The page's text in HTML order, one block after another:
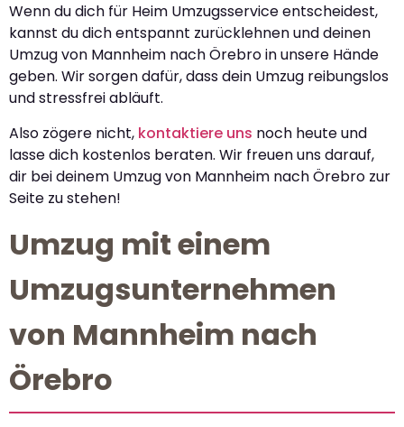
Wenn du dich für Heim Umzugsservice entscheidest,
kannst du dich entspannt zurücklehnen und deinen
Umzug von Mannheim nach Örebro in unsere Hände
geben. Wir sorgen dafür, dass dein Umzug reibungslos
und stressfrei abläuft.
Also zögere nicht, kontaktiere uns noch heute und
lasse dich kostenlos beraten. Wir freuen uns darauf,
dir bei deinem Umzug von Mannheim nach Örebro zur
Seite zu stehen!
Umzug mit einem
Umzugsunternehmen
von Mannheim nach
Örebro